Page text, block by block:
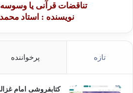
اسلام‌» مي‌گويد:« قرنها فكر ديني‌ ما تحت‌
قرآن‌ را تفسير كرديم‌ و خوانديم‌، همه‌ را در
تناقضات قرآنی یا
نویسنده : استاد
تازه پرخواننده
کتابفروشی امام